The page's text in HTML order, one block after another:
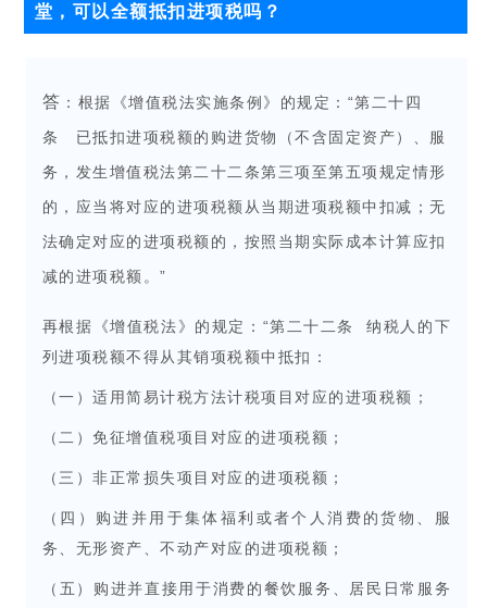
堂，可以全额抵扣进项税吗？
答 ： 根据《增值税法实施条例》的规定：“第二十四
条 已抵扣进项税额的购进货物（不含固定资产）、服
务，发生增值税法第二十二条第三项至第五项规定情形
的，应当将对应的进项税额从当期进项税额中扣减；无
法确定对应的进项税额的，按照当期实际成本计算应扣
减的进项税额。”
再根据《增值税法》的规定：“第二十二条 纳税人的下
列进项税额不得从其销项税额中抵扣：
（一）适用简易计税方法计税项目对应的进项税额；
（二）免征增值税项目对应的进项税额；
（三）非正常损失项目对应的进项税额；
（四）购进并用于集体福利或者个人消费的货物、服
务、无形资产、不动产对应的进项税额；
（五）购进并直接用于消费的餐饮服务、居民日常服务